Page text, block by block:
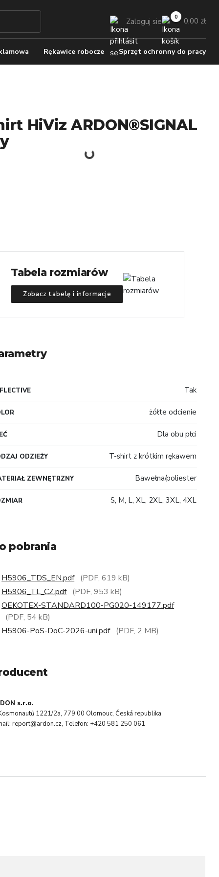
Zaloguj sie 0,00 zł
Rękawice robocze Sprzęt ochronny do pracy
HiViz ARDON®SIGNAL
Tabela rozmiarów
Zobacz tabelę i informacje
Tak
żółte odcienie
Dla obu płci
ODZIEŻY T-shirt z krótkim rękawem
ZEWNĘTRZNY Bawełna/poliester
S, M, L, XL, 2XL, 3XL, 4XL
pobrania
H5906_TDS_EN.pdf (PDF, 619 kB)
H5906_TL_CZ.pdf (PDF, 953 kB)
OEKOTEX-STANDARD100-PG020-149177.pdf
(PDF, 54 kB)
H5906-PoS-DoC-2026-uni.pdf (PDF, 2 MB)
s.r.o.
1221/2a, 779 00 Olomouc, Česká republika
report@ardon.cz, Telefon: +420 581 250 061